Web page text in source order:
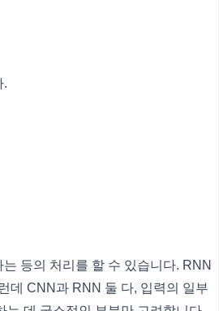
.
등의 처리를 할 수 있습니다. RNN
데 CNN과 RNN 둘 다, 입력의 일부